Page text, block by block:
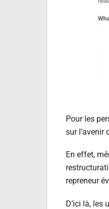
Pour les
sur l’avenir
En effet,
repreneur
D’ici là,